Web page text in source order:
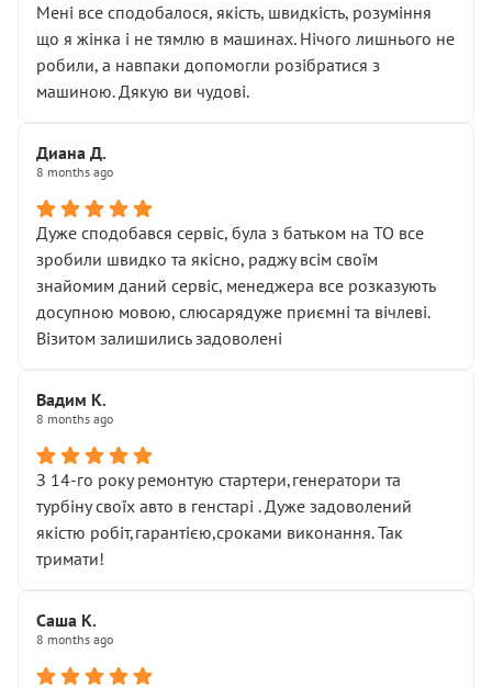
Мені все сподобалося, якість, швидкість, розуміння
що я жінка і не тямлю в машинах. Нічого лишнього не
робили, а навпаки допомогли розібратися з
машиною. Дякую ви чудові.
Диана Д.
8 months ago
Дуже сподобався сервіс, була з батьком на ТО все
зробили швидко та якісно, раджу всім своїм
знайомим даний сервіс, менеджера все розказують
досупною мовою, слюсарядуже приємні та вічлеві.
Візитом залишились задоволені
Вадим К.
8 months ago
З 14-го року ремонтую стартери,генератори та
турбіну своїх авто в генстарі . Дуже задоволений
якістю робіт,гарантією,сроками виконання. Так
тримати!
Саша К.
8 months ago